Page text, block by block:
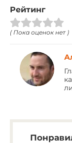
Рейтинг
( Пока оценок нет )